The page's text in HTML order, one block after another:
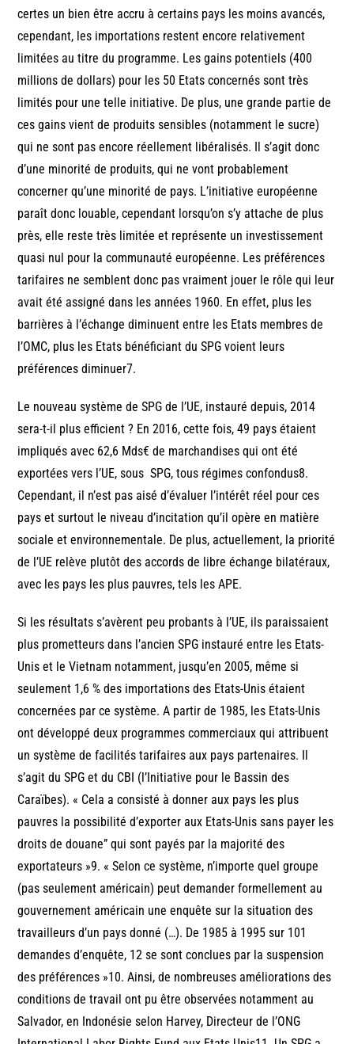
certes un bien être accru à certains pays les moins avancés,
cependant, les importations restent encore relativement
limitées au titre du programme. Les gains potentiels (400
millions de dollars) pour les 50 Etats concernés sont très
limités pour une telle initiative. De plus, une grande partie de
ces gains vient de produits sensibles (notamment le sucre)
qui ne sont pas encore réellement libéralisés. Il s’agit donc
d’une minorité de produits, qui ne vont probablement
concerner qu’une minorité de pays. L’initiative européenne
paraît donc louable, cependant lorsqu’on s’y attache de plus
près, elle reste très limitée et représente un investissement
quasi nul pour la communauté européenne. Les préférences
tarifaires ne semblent donc pas vraiment jouer le rôle qui leur
avait été assigné dans les années 1960. En effet, plus les
barrières à l’échange diminuent entre les Etats membres de
l’OMC, plus les Etats bénéficiant du SPG voient leurs
préférences diminuer7.
Le nouveau système de SPG de l’UE, instauré depuis, 2014
sera-t-il plus efficient ? En 2016, cette fois, 49 pays étaient
impliqués avec 62,6 Mds€ de marchandises qui ont été
exportées vers l’UE, sous SPG, tous régimes confondus8.
Cependant, il n’est pas aisé d’évaluer l’intérêt réel pour ces
pays et surtout le niveau d’incitation qu’il opère en matière
sociale et environnementale. De plus, actuellement, la priorité
de l’UE relève plutôt des accords de libre échange bilatéraux,
avec les pays les plus pauvres, tels les APE.
Si les résultats s’avèrent peu probants à l’UE, ils paraissaient
plus prometteurs dans l’ancien SPG instauré entre les Etats-
Unis et le Vietnam notamment, jusqu’en 2005, même si
seulement 1,6 % des importations des Etats-Unis étaient
concernées par ce système. A partir de 1985, les Etats-Unis
ont développé deux programmes commerciaux qui attribuent
un système de facilités tarifaires aux pays partenaires. Il
s’agit du SPG et du CBI (l’Initiative pour le Bassin des
Caraïbes). « Cela a consisté à donner aux pays les plus
pauvres la possibilité d’exporter aux Etats-Unis sans payer les
droits de douane” qui sont payés par la majorité des
exportateurs »9. « Selon ce système, n’importe quel groupe
(pas seulement américain) peut demander formellement au
gouvernement américain une enquête sur la situation des
travailleurs d’un pays donné (…). De 1985 à 1995 sur 101
demandes d’enquête, 12 se sont conclues par la suspension
des préférences »10. Ainsi, de nombreuses améliorations des
conditions de travail ont pu être observées notamment au
Salvador, en Indonésie selon Harvey, Directeur de l’ONG